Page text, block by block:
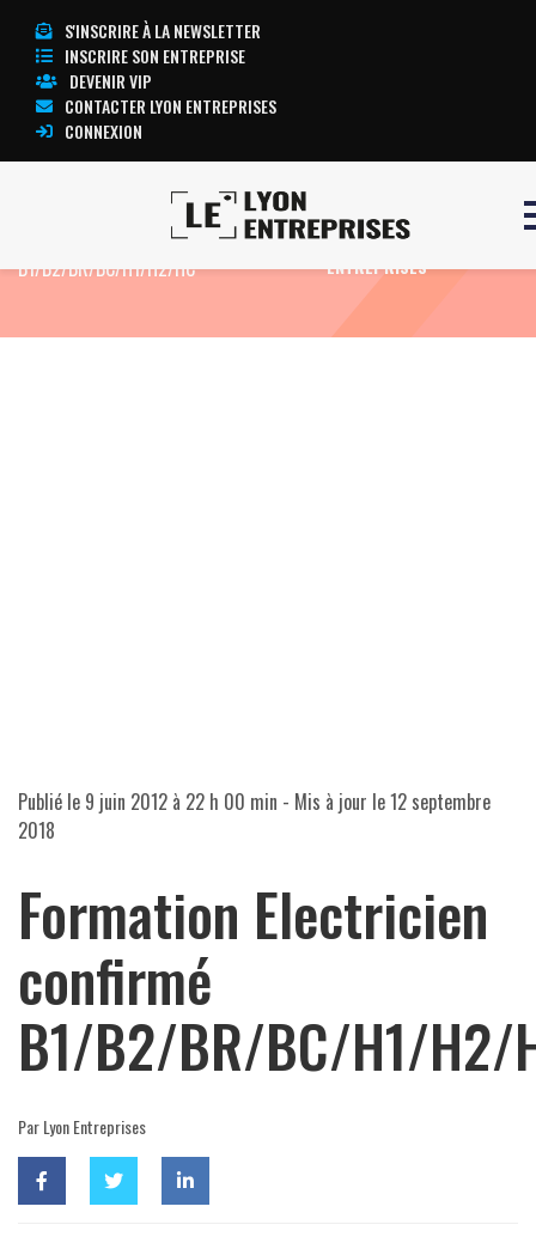
S'INSCRIRE À LA NEWSLETTER
INSCRIRE SON ENTREPRISE
DEVENIR VIP
CONTACTER LYON ENTREPRISES
CONNEXION
Formation Electricien confirmé
B1/B2/BR/BC/H1/H2/HC
TOUTE L’ACTUALITÉ LYON
ENTREPRISES
Publié le 9 juin 2012 à 22 h 00 min - Mis à jour le12 septembre
2018
Formation Electricien
confirmé
B1/B2/BR/BC/H1/H2/
Par Lyon Entreprises